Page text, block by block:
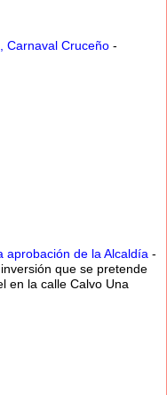
Carnaval Cruceño -
aprobación de la Alcaldía -
que se pretende
en la calle Calvo Una